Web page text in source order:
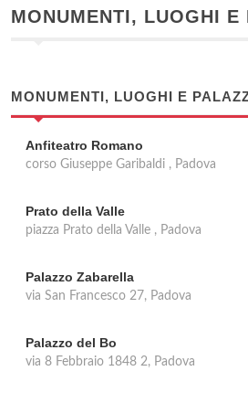
MONUMENTI, LUOGHI E
MONUMENTI, LUOGHI E
Anfiteatro Romano
corso Giuseppe Garibaldi , Padova
Prato della Valle
piazza Prato della Valle , Padova
Palazzo Zabarella
via San Francesco 27, Padova
Palazzo del Bo
via 8 Febbraio 1848 2, Padova